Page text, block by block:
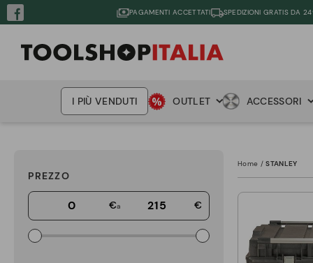
PAGAMENTI ACCETTATI SPEDIZIONI GRATIS DA
I PIÙ VENDUTI OUTLET ACCESSORI
PREZZO
€a €
Home STANLEY